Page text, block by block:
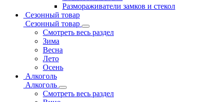
Размораживатели замков и стекол
Сезонный товар
Сезонный товар
Смотреть весь раздел
Зима
Весна
Лето
Осень
Алкоголь
Алкоголь
Смотреть весь раздел